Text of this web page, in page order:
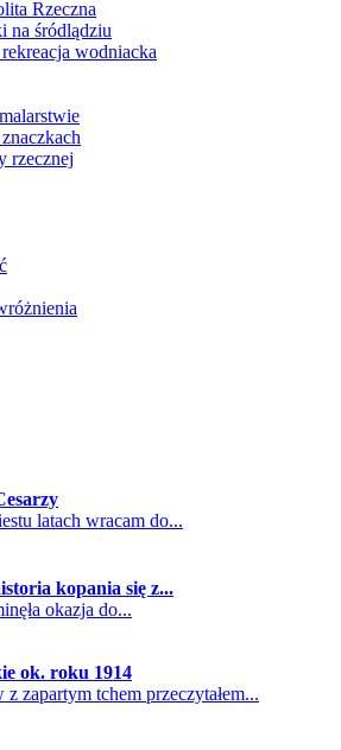
Rzeczna
na śródlądziu
wodniacka
rzecznej
latach wracam do...
kopania się z...
okazja do...
ok. roku 1914
zapartym tchem przeczytałem...